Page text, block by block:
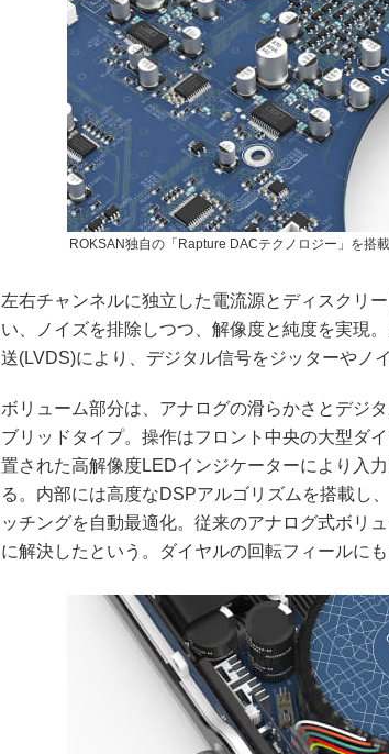
ROKSAN独自の「Rapture DACテクノロジー」を搭載
左右チャンネルに独立した電流源とディスクリ
い、ノイズを排除しつつ、解像度と純度を実現
送(LVDS)により、デジタル信号をジッターやノ
ボリューム部分は、アナログの滑らかさとデジ
ブリッドタイプ。操作はフロント中央の大型ダ
置された高解像度LEDインジケーターにより入
る。内部には高度なDSPアルゴリズムを搭載し
ッチングを自動最適化。従来のアナログ式ボリ
に解決したという。ダイヤルの回転フィールにも